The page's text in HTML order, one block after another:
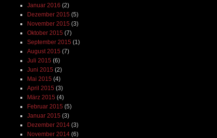
Januar 2016 (2)
Dezember 2015 (5)
November 2015 (3)
Oktober 2015 (7)
September 2015 (1)
August 2015 (7)
Juli 2015 (6)
Juni 2015 (2)
Mai 2015 (4)
April 2015 (3)
März 2015 (4)
Februar 2015 (5)
Januar 2015 (3)
Dezember 2014(3)
November 2014(6)